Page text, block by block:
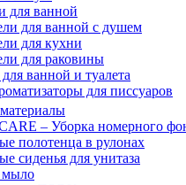
для ванной
для ванной с душем
для кухни
для раковины
ванной и туалета
для писсуаров
– Уборка номерного
полотенца в рулонах
сиденья для унитаза